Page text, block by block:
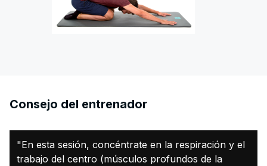
Consejo del entrenador
"En esta sesión, concéntrate en la respiración y el
trabajo del centro (músculos profundos de la